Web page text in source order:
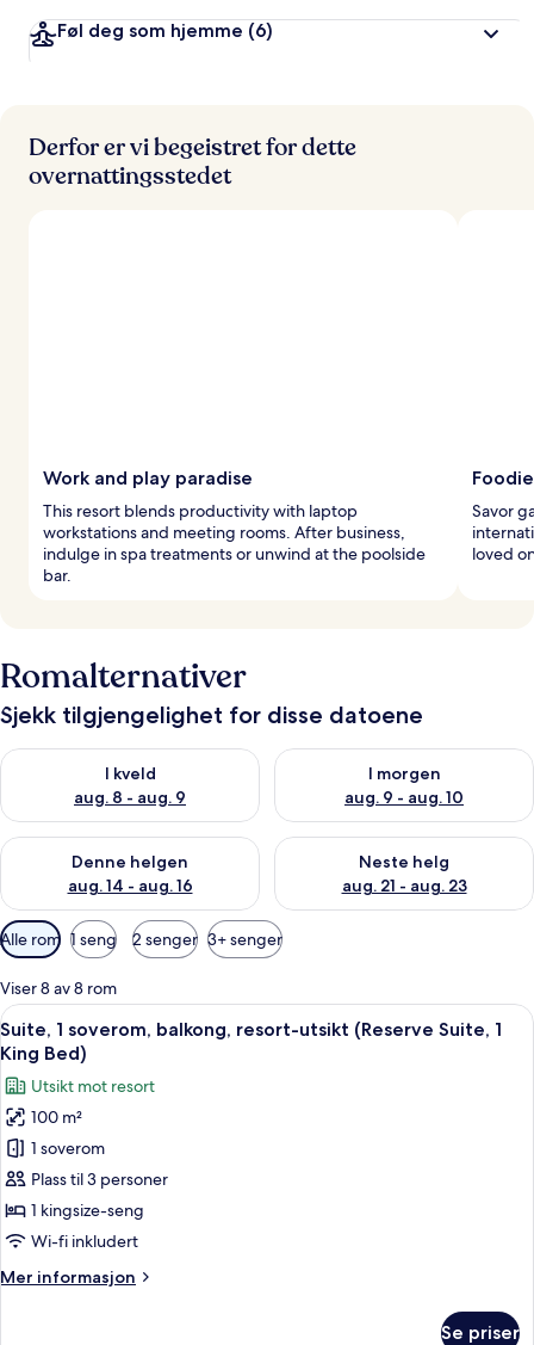
Føl deg som hjemme (6)
Derfor er vi begeistret for dette
overnattingsstedet
Work and play paradise
This resort blends productivity with laptop
workstations and meeting rooms. After business,
indulge in spa treatments or unwind at the poolside
bar.
Savor
loved
Romalternativer
Sjekk tilgjengelighet for disse datoene
I kveld
aug. 8 - aug. 9
Sjekk tilgjengelighet for i kveld, aug. 8 - aug. 9
I morgen
aug. 9 - aug. 10
Sjekk tilgjengelighet for i
Denne helgen
aug. 14 - aug. 16
Sjekk tilgjengelighet for denne helgen, aug. 14 - aug. 16
Neste helg
aug. 21 - aug. 23
Sjekk tilgjengelighet for
Tilgjengelige
filtre
for
rom
Alle rom 1 seng 2 senger 3+ senger
Viser 8 av 8 rom
Åpne
alle
bildene
av
Suite,
soverom,
balkong,
resort-
(Reserve
Suite, 1 soverom, balkong, resort-
13
Suite, 1 soverom, balkong, resort-utsikt (Reserve Suite, 1
King Bed)
Utsikt mot resort
100 m²
1 soverom
Plass til 3 personer
1 kingsize-seng
Wi-fi inkludert
Mer informasjon
Mer
Se priser